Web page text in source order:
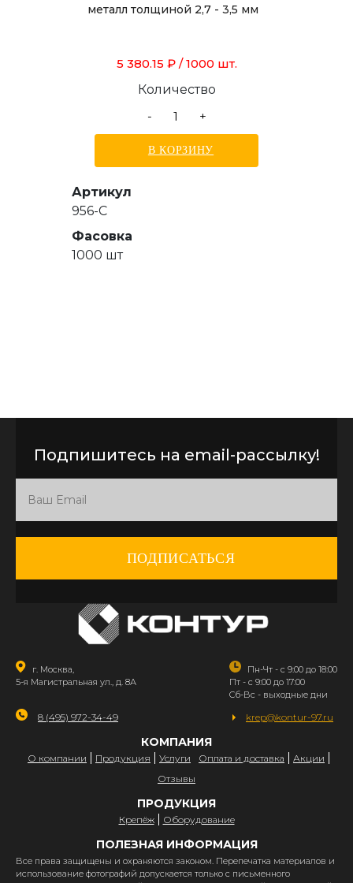
металл толщиной 2,7 - 3,5 мм
5 380.15 ₽ / 1000 шт.
Количество
-
+
В КОРЗИНУ
Артикул
956-C
Фасовка
1000 шт
Подпишитесь на email-рассылку!
ПОДПИСАТЬСЯ
г. Москва,
5-я Магистральная ул., д. 8А
Пн-Чт - с 9:00 до 18:00
Пт - с 9:00 до 17:00
Сб-Вс - выходные дни
8 (495) 972-34-49 krep@kontur-97.ru
КОМПАНИЯ
О компании Продукция Услуги Оплата и доставка
Акции
Отзывы
ПРОДУКЦИЯ
Крепёж Оборудование
ПОЛЕЗНАЯ ИНФОРМАЦИЯ
Все права защищены и охраняются законом. Перепечатка материалов и
использование фотографий допускается только с письменного